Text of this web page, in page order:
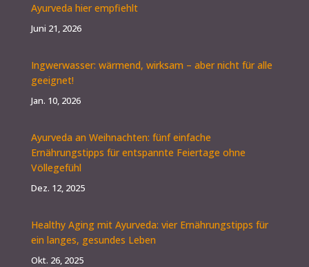
Ayurveda hier empfiehlt
Juni 21, 2026
Ingwerwasser: wärmend, wirksam – aber nicht für alle
geeignet!
Jan. 10, 2026
Ayurveda an Weihnachten: fünf einfache
Ernährungstipps für entspannte Feiertage ohne
Völlegefühl
Dez. 12, 2025
Healthy Aging mit Ayurveda: vier Ernährungstipps für
ein langes, gesundes Leben
Okt. 26, 2025